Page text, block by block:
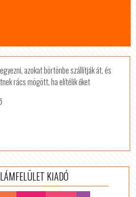
azokat börtönbe szállítják át, és
rács mögött, ha elítélik őket
KIADÓ